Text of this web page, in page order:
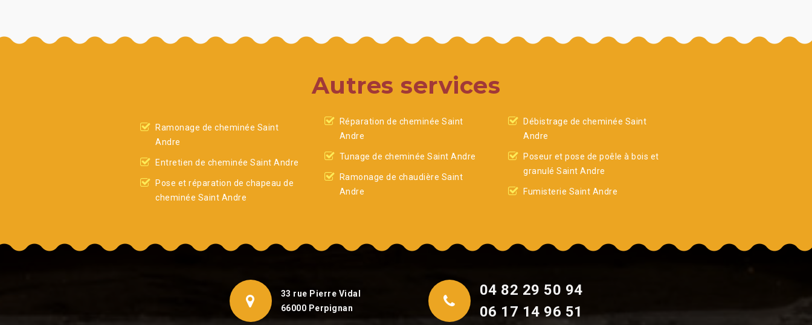
Autres services
Ramonage de cheminée Saint
Andre
Entretien de cheminée Saint Andre
Pose et réparation de chapeau de
cheminée Saint Andre
Réparation de cheminée Saint
Andre
Tunage de cheminée Saint Andre
Ramonage de chaudière Saint
Andre
Débistrage de cheminée Saint
Andre
Poseur et pose de poêle à bois et
granulé Saint Andre
Fumisterie Saint Andre
33 rue Pierre Vidal
66000 Perpignan
04 82 29 50 94
06 17 14 96 51